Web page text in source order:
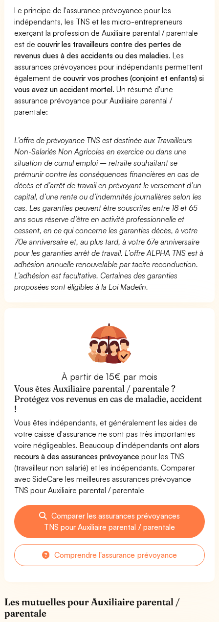
Le principe de l'assurance prévoyance pour les
indépendants, les TNS et les micro-entrepreneurs
exerçant la profession de Auxiliaire parental / parentale
est decouvrir les travailleurs contre des pertes de
revenus dues à des accidents ou des maladies. Les
assurances prévoyances pour indépendants permettent
également decouvrir vos proches (conjoint et enfants) si
vous avez un accident mortel. Un résumé d'une
assurance prévoyance pour Auxiliaire parental /
parentale:
L’offre de prévoyance TNS est destinée aux Travailleurs
Non-Salariés Non Agricoles en exercice ou dans une
situation de cumul emploi – retraite souhaitant se
prémunir contre les conséquences financières en cas de
décès et d’arrêt de travail en prévoyant le versement d’un
capital, d’une rente ou d’indemnités journalières selon les
cas. Les garanties peuvent être souscrites entre 18 et 65
ans sous réserve d’être en activité professionnelle et
cessent, en ce qui concerne les garanties décès, à votre
70e anniversaire et, au plus tard, à votre 67e anniversaire
pour les garanties arrêt de travail. L’offre ALPHA TNS est à
adhésion annuelle renouvelable par tacite reconduction.
L’adhésion est facultative. Certaines des garanties
proposées sont éligibles à la Loi Madelin.
À partir de 15€ par mois
Vous êtes Auxiliaire parental / parentale ?
Protégez vos revenus en cas de maladie, accident
!
Vous êtes indépendants, et généralement les aides de
votre caisse d'assurance ne sont pas très importantes
voire négligeables. Beaucoup d'indépendants ontalors
recours à des assurances prévoyance pour les TNS
(travailleur non salarié) et les indépendants. Comparer
avec SideCare les meilleures assurances prévoyance
TNS pour Auxiliaire parental / parentale
Comparer les assurances prévoyances
TNS pour Auxiliaire parental / parentale
Comprendre l'assurance prévoyance
Les mutuelles pour Auxiliaire parental /
parentale